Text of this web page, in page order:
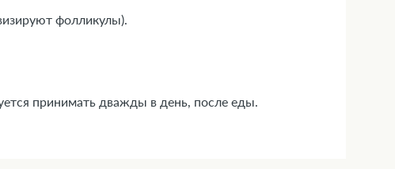
фолликулы).
принимать дважды в день, после еды.